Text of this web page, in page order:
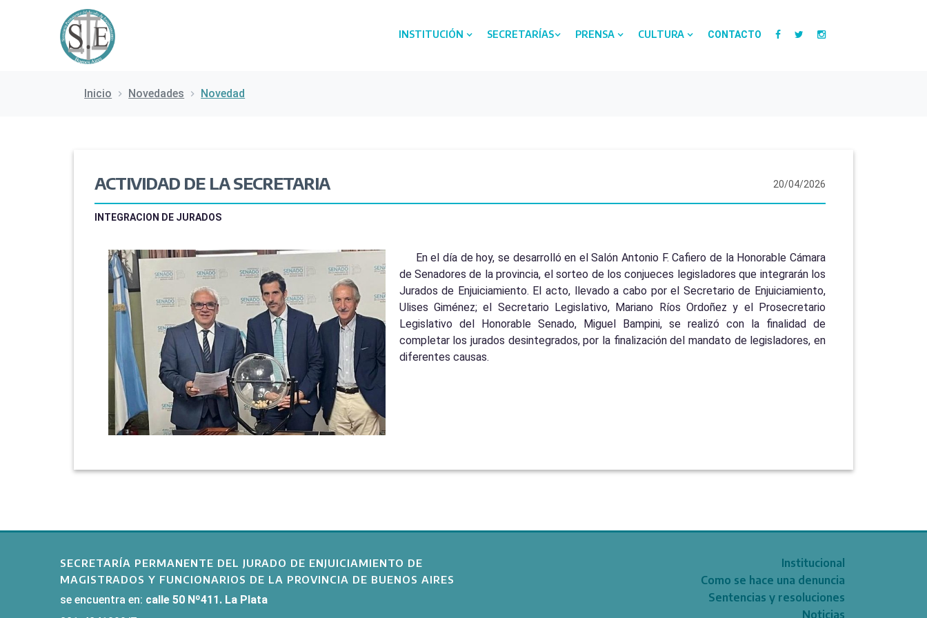
INSTITUCIÓN SECRETARÍAS PRENSA CULTURA CONTACTO
Inicio Novedades Novedad
ACTIVIDAD DE LA SECRETARIA 20/04/2026
INTEGRACION DE JURADOS
En el día de hoy, se desarrolló en el Salón Antonio F. Cafiero de la Honorable Cámara
de Senadores de la provincia, el sorteo de los conjueces legisladores que integrarán los
Jurados de Enjuiciamiento. El acto, llevado a cabo por el Secretario de Enjuiciamiento,
Ulises Giménez; el Secretario Legislativo, Mariano Ríos Ordoñez y el Prosecretario
Legislativo del Honorable Senado, Miguel Bampini, se realizó con la finalidad de
completar los jurados desintegrados, por la finalización del mandato de legisladores, en
diferentes causas.
SECRETARÍA PERMANENTE DEL JURADO DE ENJUICIAMIENTO DE
MAGISTRADOS Y FUNCIONARIOS DE LA PROVINCIA DE BUENOS AIRES
se encuentra en: calle 50 Nº411. La Plata
Institucional
Como se hace una denuncia
Sentencias y resoluciones
Noticias